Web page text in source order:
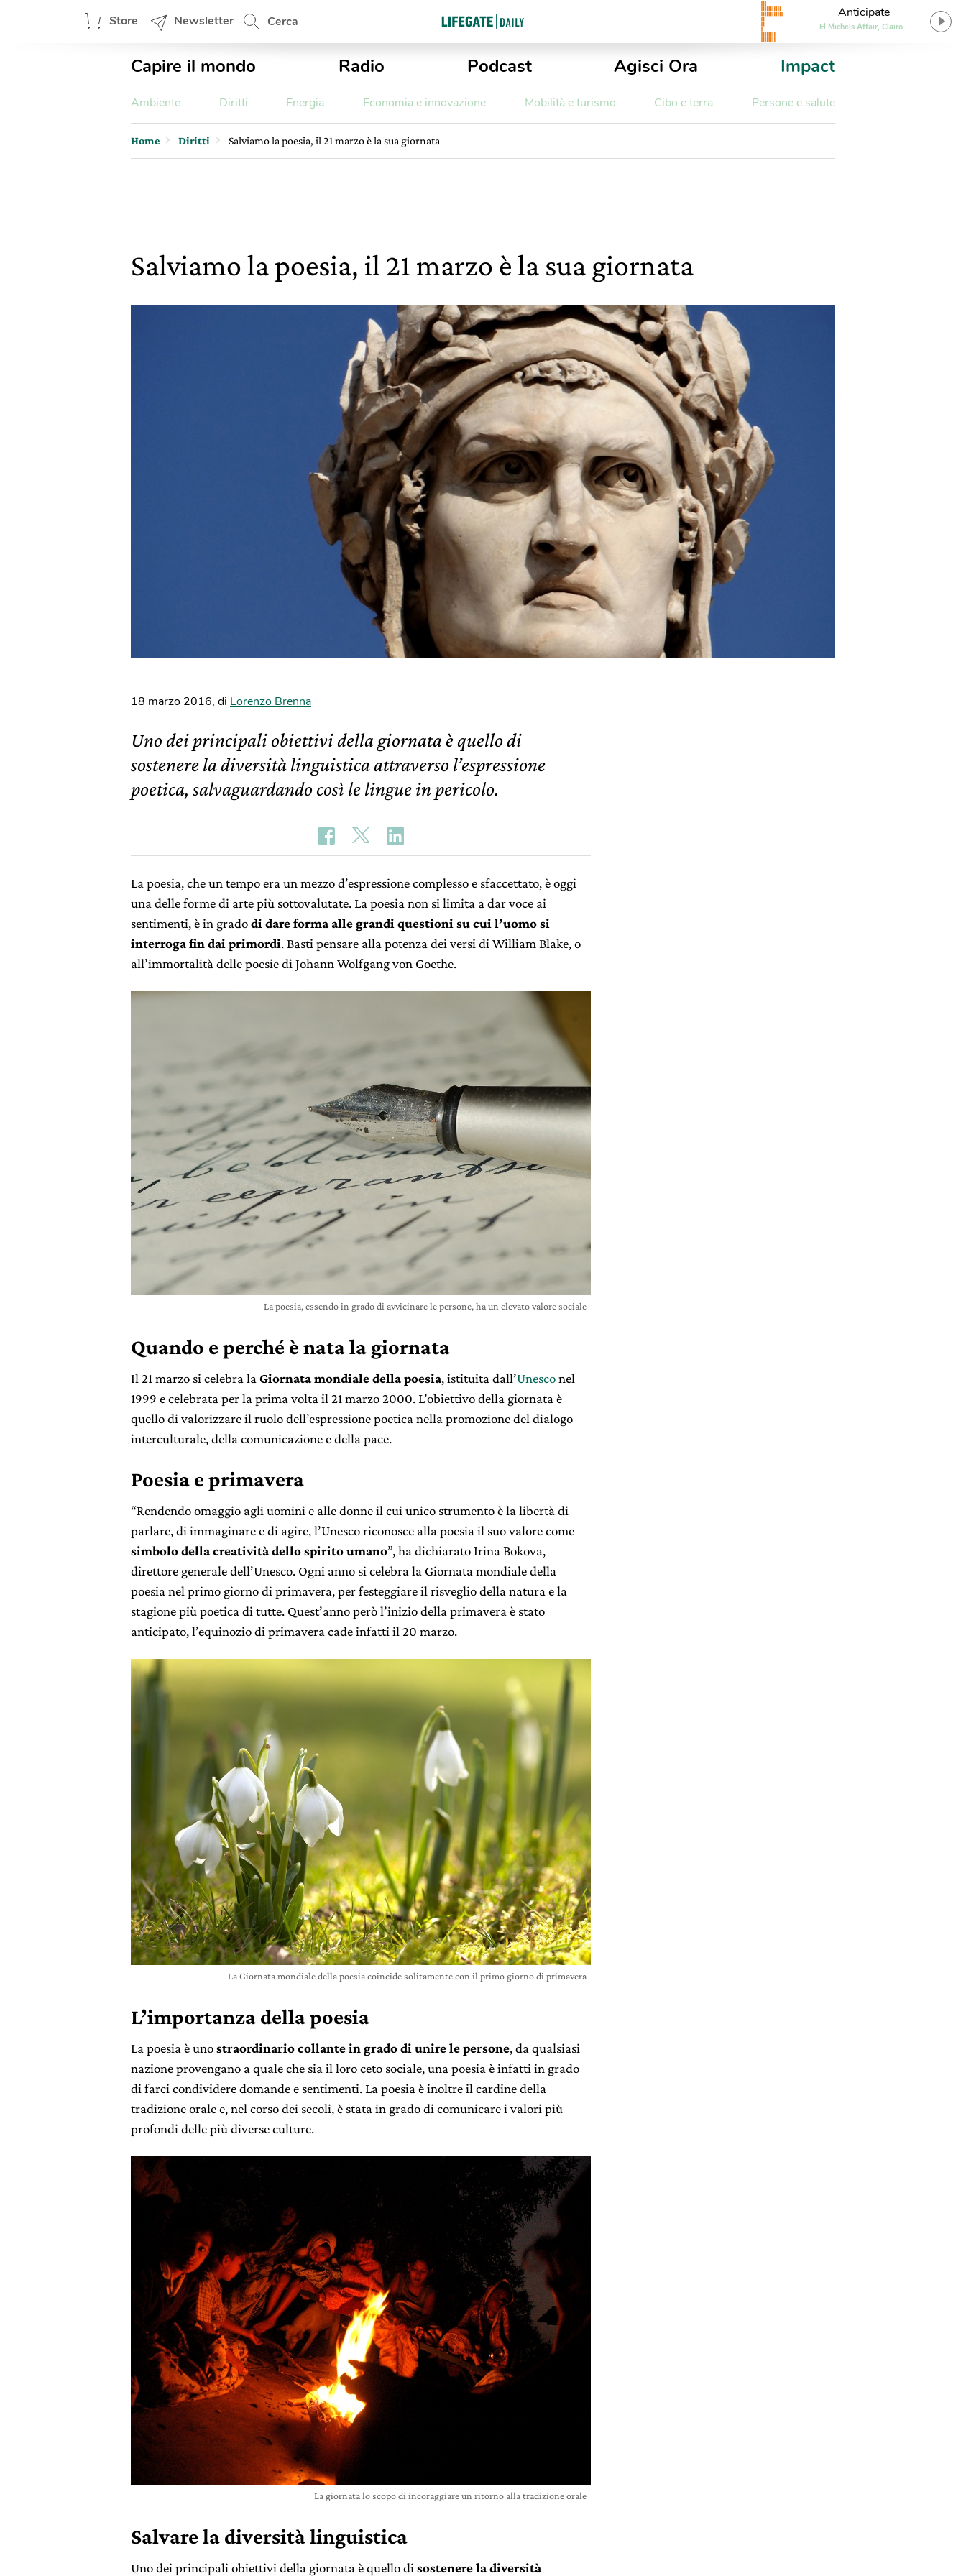
Store Newsletter Cerca
Anticipate
El Michels Affair, Clairo
Capire il mondo Radio Podcast Agisci Ora Impact
Ambiente Diritti Energia Economia e innovazione Mobilità e turismo Cibo e terra Persone e salute
Home Diritti Salviamo la poesia, il 21 marzo è la sua giornata
Salviamo la poesia, il 21 marzo è la sua giornata
18 marzo 2016, di Lorenzo Brenna
Uno dei principali obiettivi della giornata è quello di
sostenere la diversità linguistica attraverso l’espressione
poetica, salvaguardando così le lingue in pericolo.
La poesia, che un tempo era un mezzo d’espressione complesso e sfaccettato, è oggi
una delle forme di arte più sottovalutate. La poesia non si limita a dar voce ai
sentimenti, è in gradodi dare forma alle grandi questioni su cui l’uomo si
interroga fin dai primordi. Basti pensare alla potenza dei versi di William Blake, o
all’immortalità delle poesie di Johann Wolfgang von Goethe.
La poesia, essendo in grado di avvicinare le persone, ha un elevato valore sociale
Quando e perché è nata la giornata
Il 21 marzo si celebra laGiornata mondiale della poesia, istituita dall’Unesconel
1999 e celebrata per la prima volta il 21 marzo 2000. L’obiettivo della giornata è
quello di valorizzare il ruolo dell’espressione poetica nella promozione del dialogo
interculturale, della comunicazione e della pace.
Poesia e primavera
“Rendendo omaggio agli uomini e alle donne il cui unico strumento è la libertà di
parlare, di immaginare e di agire, l’Unesco riconosce alla poesia il suo valore come
simbolo della creatività dello spirito umano”, ha dichiarato Irina Bokova,
direttore generale dell’Unesco. Ogni anno si celebra la Giornata mondiale della
poesia nel primo giorno di primavera, per festeggiare il risveglio della natura e la
stagione più poetica di tutte. Quest’anno però l’inizio della primavera è stato
anticipato, l’equinozio di primavera cade infatti il 20 marzo.
La Giornata mondiale della poesia coincide solitamente con il primo giorno di primavera
L’importanza della poesia
La poesia è unostraordinario collante in grado di unire le persone, da qualsiasi
nazione provengano a quale che sia il loro ceto sociale, una poesia è infatti in grado
di farci condividere domande e sentimenti. La poesia è inoltre il cardine della
tradizione orale e, nel corso dei secoli, è stata in grado di comunicare i valori più
profondi delle più diverse culture.
La giornata lo scopo di incoraggiare un ritorno alla tradizione orale
Salvare la diversità linguistica
Uno dei principali obiettivi della giornata è quello disostenere la diversità